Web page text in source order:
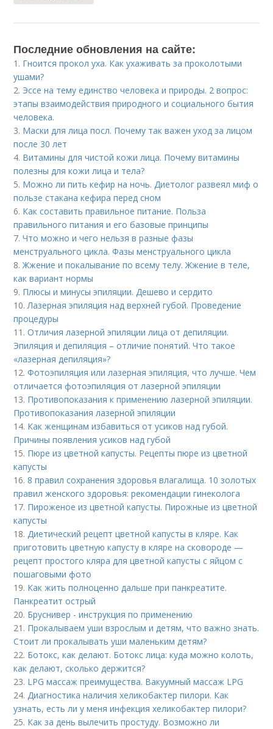
Последние обновления на сайте:
1. Гноится прокол уха. Как ухаживать за проколотыми
ушами?
2. Эссе на тему единство человека и природы. 2 вопрос:
этапы взаимодействия природного и социального бытия
человека.
3. Маски для лица посл. Почему так важен уход за лицом
после 30 лет
4. Витамины для чистой кожи лица. Почему витамины
полезны для кожи лица и тела?
5. Можно ли пить кефир на ночь. Диетолог развеял миф о
пользе стакана кефира перед сном
6. Как составить правильное питание. Польза
правильного питания и его базовые принципы
7.Что можно и чего нельзя в разные фазы
менструального цикла. Фазы менструального цикла
8.Жжение и покалывание по всему телу. Жжение в теле,
как вариант нормы
9. Плюсы и минусы эпиляции. Дешево и сердито
10.Лазерная эпиляция над верхней губой. Проведение
процедуры
11.Отличия лазерной эпиляции лица от депиляции.
Эпиляция и депиляция – отличие понятий. Что такое
«лазерная депиляция»?
12.Фотоэпиляция или лазерная эпиляция, что лучше. Чем
отличается фотоэпиляция от лазерной эпиляции
13. Противопоказания к применению лазерной эпиляции.
Противопоказания лазерной эпиляции
14. Как женщинам избавиться от усиков над губой.
Причины появления усиков над губой
15. Пюре из цветной капусты. Рецепты пюре из цветной
капусты
16.8 правил сохранения здоровья влагалища. 10 золотых
правил женского здоровья: рекомендации гинеколога
17. Пироженое из цветной капусты. Пирожные из цветной
капусты
18.Диетический рецепт цветной капусты в кляре. Как
приготовить цветную капусту в кляре на сковороде —
рецепт простого кляра для цветной капусты с яйцом с
пошаговыми фото
19. Как жить полноценно дальше при панкреатите.
Панкреатит острый
20. Бруснивер - инструкция по применению
21. Прокалываем уши взрослым и детям, что важно знать.
Стоит ли прокалывать уши маленьким детям?
22. Ботокс, как делают. Ботокс лица: куда можно колоть,
как делают, сколько держится?
23. LPG массаж преимущества. Вакуумный массаж LPG
24.Диагностика наличия хеликобактер пилори. Как
узнать, есть ли у меня инфекция хеликобактер пилори?
25. Как за день вылечить простуду. Возможно ли